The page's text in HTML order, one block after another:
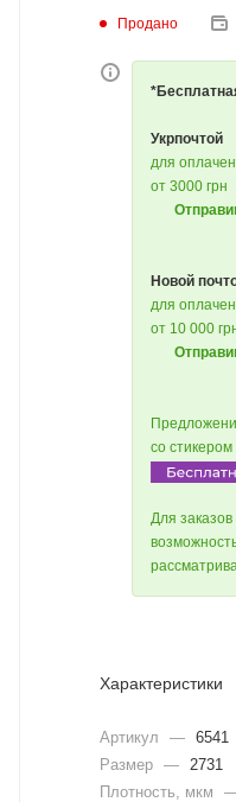
Продано
Укрпочтой
для
от 3000 грн
Новой
для
от 10 000
со стикером
Для
Характеристики
Артикул — 6541
Размер —
2731
Плотность, мкм